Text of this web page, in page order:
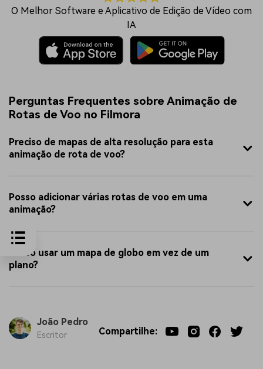
O Melhor Software e Aplicativo de Edição de Vídeo com
IA
Perguntas Frequentes sobre Animação de
Rotas de Voo no Filmora
Preciso de mapas de alta resolução para esta
animação de rota de voo?
Posso adicionar várias rotas de voo em uma
animação?
Posso usar um mapa de globo em vez de um
plano?
João Pedro
Escritor Compartilhe: